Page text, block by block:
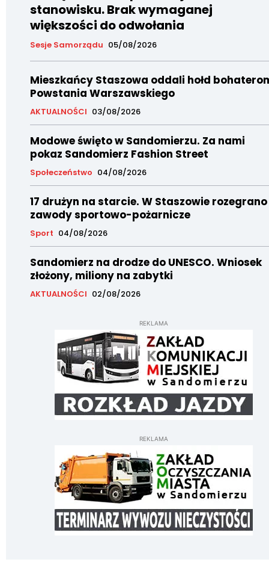
stanowisku. Brak wymaganej
większości do odwołania
Sesje Samorządu 05/08/2026
Mieszkańcy Staszowa oddali hołd
Powstania Warszawskiego
AKTUALNOŚCI 03/08/2026
Modowe święto w Sandomierzu. Za nami
pokaz Sandomierz Fashion Street
Społeczeństwo 04/08/2026
17 drużyn na starcie. W Staszowie rozegrano
zawody sportowo-pożarnicze
Sport 04/08/2026
Sandomierz na drodze do UNESCO. Wniosek
złożony, miliony na zabytki
AKTUALNOŚCI 02/08/2026
REKLAMA
REKLAMA